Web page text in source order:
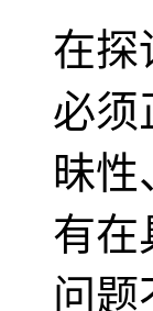
在探
必须
昧
有在
问题